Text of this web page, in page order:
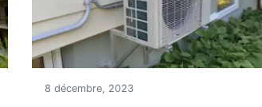
8 décembre, 2023